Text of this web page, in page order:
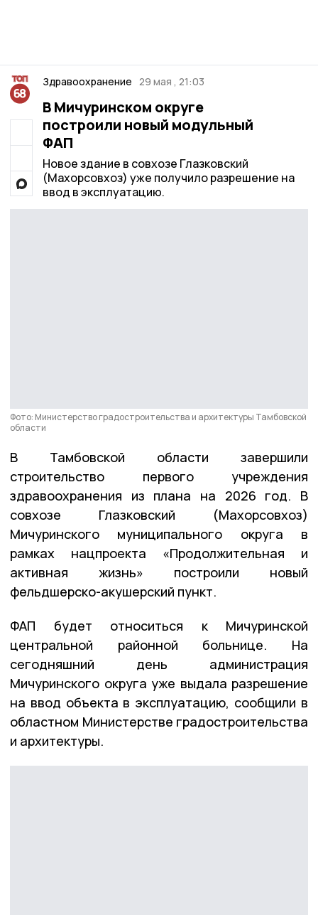
Здравоохранение 29 мая , 21:03
В Мичуринском округе
построили новый модульный
ФАП
Новое здание в совхозе Глазковский
(Махорсовхоз) уже получило разрешение на
ввод в эксплуатацию.
Фото: Министерство градостроительства и архитектуры Тамбовской
области
В Тамбовской области завершили
строительство первого учреждения
здравоохранения из плана на 2026 год. В
совхозе Глазковский (Махорсовхоз)
Мичуринского муниципального округа в
рамках нацпроекта «Продолжительная и
активная жизнь» построили новый
фельдшерско-акушерский пункт.
ФАП будет относиться к Мичуринской
центральной районной больнице. На
сегодняшний день администрация
Мичуринского округа уже выдала разрешение
на ввод объекта в эксплуатацию, сообщили в
областном Министерстве градостроительства
и архитектуры.